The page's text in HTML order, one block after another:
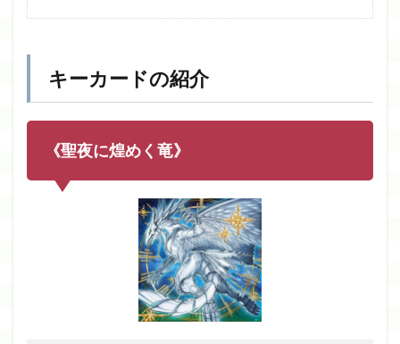
キーカードの紹介
《聖夜に煌めく竜》